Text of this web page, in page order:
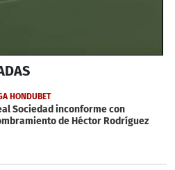
HONDUBET
Sociedad inconforme con
de Héctor Rodríguez